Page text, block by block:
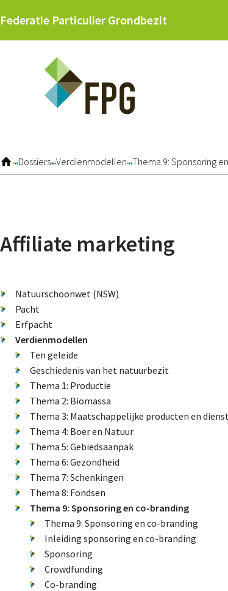
links
navigation
Federatie Particulier Grondbezit
Dossiers Verdienmodellen Thema 9: Sponsoring
Affiliate marketing
Natuurschoonwet (NSW)
Pacht
Erfpacht
Verdienmodellen
Ten geleide
Geschiedenis van het natuurbezit
Thema 1: Productie
Thema 2: Biomassa
Thema 3: Maatschappelijke producten en
Thema 4: Boer en Natuur
Thema 5: Gebiedsaanpak
Thema 6: Gezondheid
Thema 7: Schenkingen
Thema 8: Fondsen
Thema 9: Sponsoring en co-branding
Thema 9: Sponsoring en co-branding
Inleiding sponsoring en co-branding
Sponsoring
Crowdfunding
Co-branding